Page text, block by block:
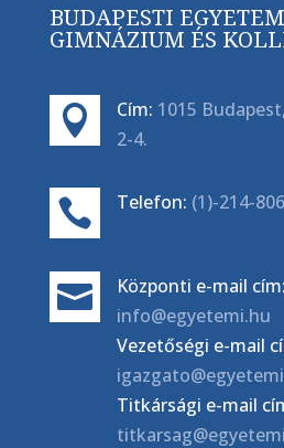
BUDAPESTI
GIMNÁZIUM ÉS
 Cím: 1015
2-4.
 Telefon: (1)-214-

Központi e-mail cím:
info@egyetemi.hu
Vezetőségi e-mail
Titkársági e-mail